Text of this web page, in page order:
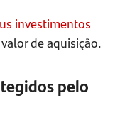
investimentos
de aquisição.
pelo